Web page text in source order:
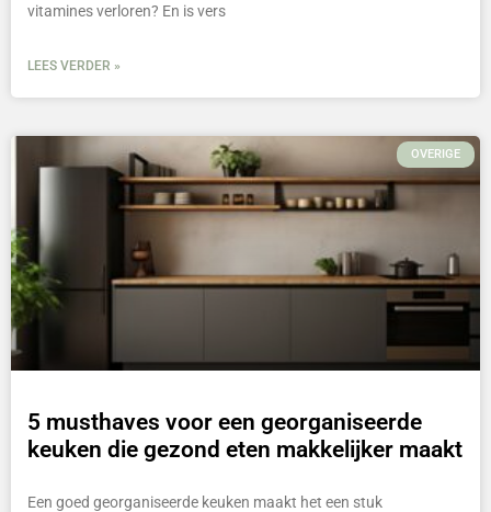
vitamines verloren? En is vers
LEES VERDER »
OVERIGE
5 musthaves voor een georganiseerde
keuken die gezond eten makkelijker maakt
Een goed georganiseerde keuken maakt het een stuk